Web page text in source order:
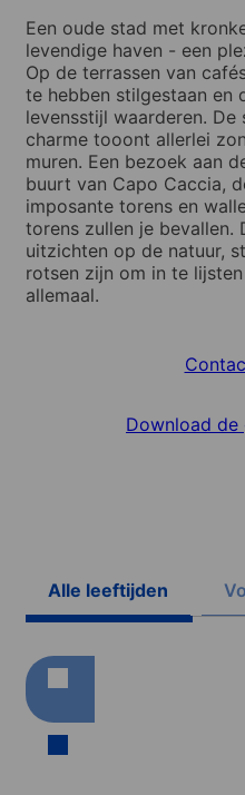
Een oude stad met
levendige haven - een
Op de terrassen van
te hebben stilgestaan en
levensstijl waarderen.
charme tooont allerlei
muren. Een bezoek aan
buurt van Capo Caccia,
imposante torens en
torens zullen je bevallen.
uitzichten op de natuur,
rotsen zijn om in te
allemaal.
Download
Alle leeftijden